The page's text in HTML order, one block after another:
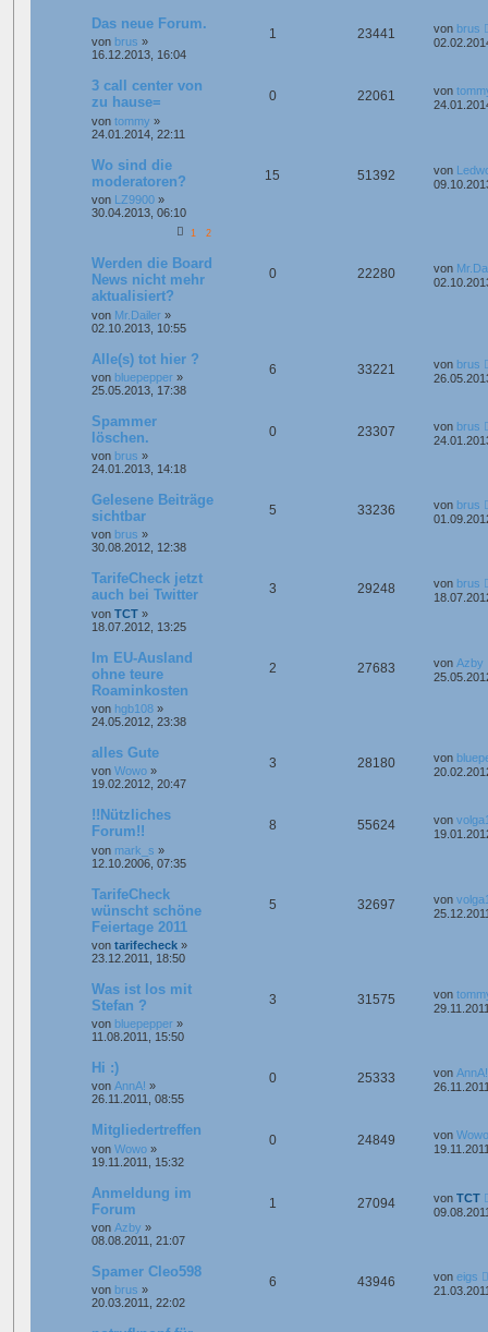
Das neue Forum.
von brus »
16.12.2013, 16:04
1 23441 von brus
3 call center von
zu hause=
von tommy »
24.01.2014, 22:11
0 22061 von
Wo sind die
moderatoren?
von LZ9900 »
30.04.2013, 06:10
1 2
15 51392 von
Werden die Board
News nicht mehr
aktualisiert?
von Mr.Dailer »
02.10.2013, 10:55
0 22280 von
Alle(s) tot hier ?
von bluepepper »
25.05.2013, 17:38
6 33221 von brus
Spammer
löschen.
von brus »
24.01.2013, 14:18
0 23307 von brus
Gelesene Beiträge
sichtbar
von brus »
30.08.2012, 12:38
5 33236 von brus
TarifeCheck jetzt
auch bei Twitter
von TCT »
18.07.2012, 13:25
3 29248 von brus
Im EU-Ausland
ohne teure
Roaminkosten
von hgb108 »
24.05.2012, 23:38
2 27683 von Azby
alles Gute
von Wowo »
19.02.2012, 20:47
3 28180 von
!!Nützliches
Forum!!
von mark_s »
12.10.2006, 07:35
8 55624 von
TarifeCheck
wünscht schöne
Feiertage 2011
von tarifecheck »
23.12.2011, 18:50
5 32697 von
Was ist los mit
Stefan ?
von bluepepper »
11.08.2011, 15:50
3 31575 von
Hi :)
von AnnA! »
26.11.2011, 08:55
0 25333 von AnnA!
Mitgliedertreffen
von Wowo »
19.11.2011, 15:32
0 24849 von Wowo
Anmeldung im
Forum
von Azby »
08.08.2011, 21:07
1 27094 von TCT
Spamer Cleo598
von brus »
20.03.2011, 22:02
6 43946 von eigs